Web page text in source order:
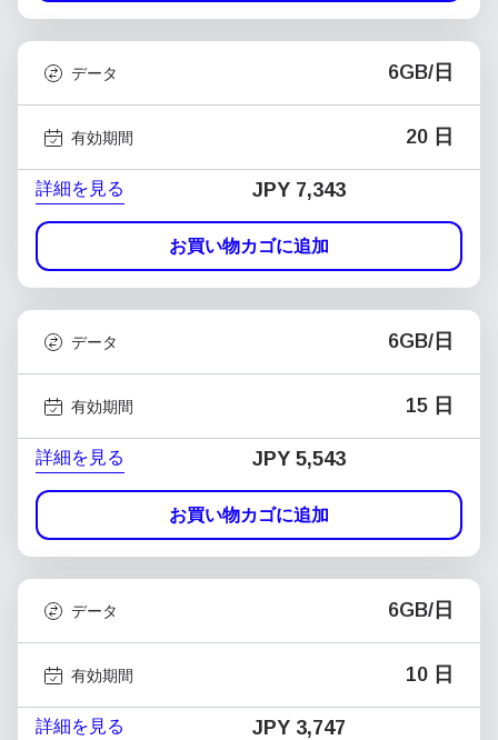
データ 6GB/日
有効期間 20 日
詳細を見る JPY 7,343
お買い物カゴに追加
データ 6GB/日
有効期間 15 日
詳細を見る JPY 5,543
お買い物カゴに追加
データ 6GB/日
有効期間 10 日
詳細を見る JPY 3,747